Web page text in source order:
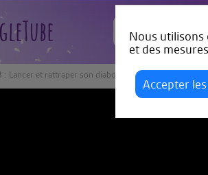
Nous utilisons
et des
Accepter
: Lancer et rattraper son diabolo